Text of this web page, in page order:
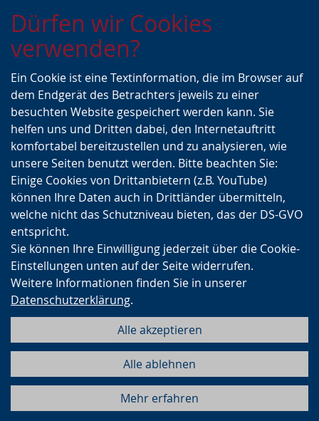
Zur
Hauptnavigation
Zur
Seitennavigation
Zum
Inhalt
Dürfen wir Cookies
verwenden?
Ein Cookie ist eine Textinformation, die im Browser auf
dem Endgerät des Betrachters jeweils zu einer
besuchten Website gespeichert werden kann. Sie
helfen uns und Dritten dabei, den Internetauftritt
komfortabel bereitzustellen und zu analysieren, wie
unsere Seiten benutzt werden. Bitte beachten Sie:
Einige Cookies von Drittanbietern (z.B. YouTube)
können Ihre Daten auch in Drittländer übermitteln,
welche nicht das Schutzniveau bieten, das der DS-GVO
entspricht.
Sie können Ihre Einwilligung jederzeit über die Cookie-
Einstellungen unten auf der Seite widerrufen.
Weitere Informationen finden Sie in unserer
Datenschutzerklärung.
Alle akzeptieren
Alle ablehnen
Mehr erfahren